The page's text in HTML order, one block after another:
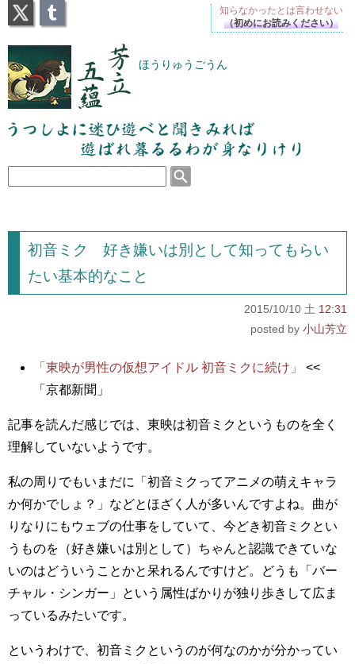
芳立五蘊 ほうりゅうごうん
うつしよに迷ひ遊べと聞きみれば遊ばれ暮るるわが
身なりけり
初音ミク 好き嫌いは別として知ってもらい
たい基本的なこと
2015/10/10 土 12:31
小山芳立
「東映が男性の仮想アイドル 初音ミクに続け」
<<
「京都新聞」
記事を読んだ感じでは、東映は初音ミクというものを全く
理解していないようです。
私の周りでもいまだに「初音ミクってアニメの萌えキャラ
か何かでしょ？」などとほざく人が多いんですよね。曲が
りなりにもウェブの仕事をしていて、今どき初音ミクとい
うものを（好き嫌いは別として）ちゃんと認識できていな
いのはどういうことかと呆れるんですけど。どうも「バー
チャル・シンガー」という属性ばかりが独り歩きして広ま
っているみたいです。
というわけで、初音ミクというのが何なのかが分かってい
知らなかったとは言わせない
（初めにお読みください）
X Tumblr